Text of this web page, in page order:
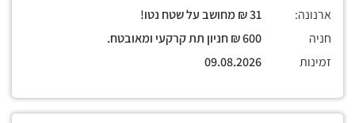
ארנונה:
חניה
זמינות